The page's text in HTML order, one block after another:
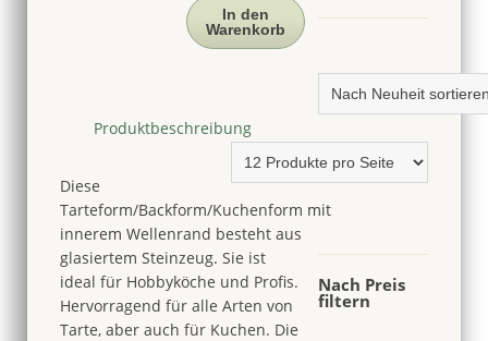
/
Backform
Peugeot,
In den
Warenkorb
Produktbeschreibung
Diese
Tarteform/Backform/Kuchenform mit
innerem Wellenrand besteht aus
glasiertem Steinzeug. Sie ist
ideal für Hobbyköche und Profis.
Hervorragend für alle Arten von
Tarte, aber auch für Kuchen. Die
Nach Preis
filtern